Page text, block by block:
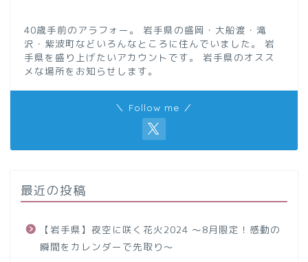
40歳手前のアラフォー。 岩手県の盛岡・大船渡・滝
沢・紫波町などいろんなところに住んでいました。 岩
手県を盛り上げたいアカウントです。 岩手県のオスス
メな場所をお知らせします。
＼ Follow me ／
最近の投稿
【岩手県】夜空に咲く花火2024 ～8月限定！感動の
瞬間をカレンダーで先取り～